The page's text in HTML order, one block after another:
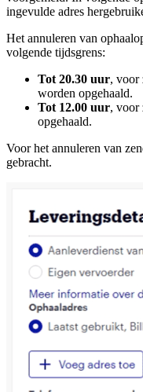
ingevulde adres
Het annuleren van
volgende tijdsgrens:
Tot 20.30 uur, voor
worden opgehaald.
Tot 12.00 uur, voor
opgehaald.
Voor het annuleren van
gebracht.